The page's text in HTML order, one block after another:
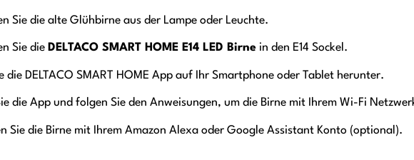
Sie die alte Glühbirne aus der Lampe oder Leuchte.
Sie die DELTACO SMART HOME E14 LED Birne in den E14 Sockel.
die DELTACO SMART HOME App auf Ihr Smartphone oder Tablet herunter.
die App und folgen Sie den Anweisungen, um die Birne mit Ihrem Wi-Fi
Sie die Birne mit Ihrem Amazon Alexa oder Google Assistant Konto (optional).